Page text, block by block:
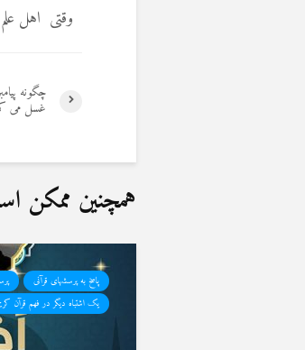
وقتی اهل
چگونه
غسل می
همچنین ممکن
پاسخ به پرسشهای قرآنی
یک اشتباه دیگر در فهم قرآن